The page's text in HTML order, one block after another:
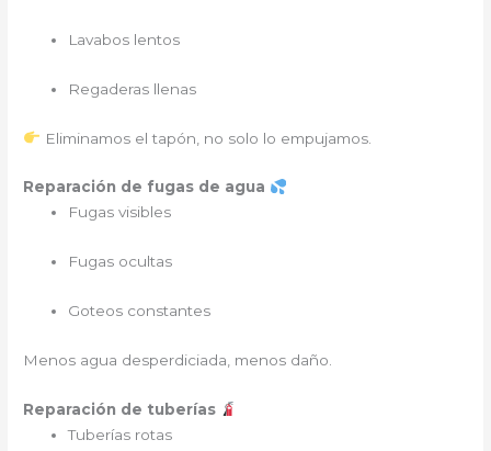
Lavabos lentos
Regaderas llenas
Eliminamos el tapón, no solo lo empujamos.
Reparación de fugas de agua
Fugas visibles
Fugas ocultas
Goteos constantes
Menos agua desperdiciada, menos daño.
Reparación de tuberías
Tuberías rotas